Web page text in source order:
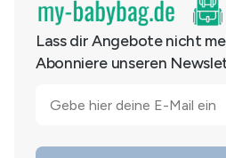
Lass dir Angebote nicht
Abonniere unseren